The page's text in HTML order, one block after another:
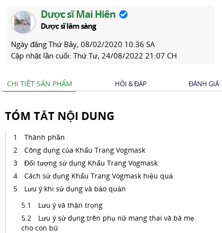
Dược sĩ Mai Hiên
Dược sĩ lâm sàng
Ngày đăng Thứ Bảy, 08/02/2020 10:36 SA
Cập nhật lần cuối: Thứ Tư, 24/08/2022 21:07 CH
CHI TIẾT SẢN PHẨM HỎI & ĐÁP ĐÁNH GIÁ
TÓM TẮT NỘI DUNG
Thành phần
Công dụng của Khẩu Trang Vogmask
Đối tượng sử dụng Khẩu Trang Vogmask
Cách sử dụng Khẩu Trang Vogmask hiệu quả
Lưu ý khi sử dụng và bảo quản
Lưu ý và thận trọng
Lưu ý sử dụng trên phụ nữ mang thai và bà mẹ
cho con bú